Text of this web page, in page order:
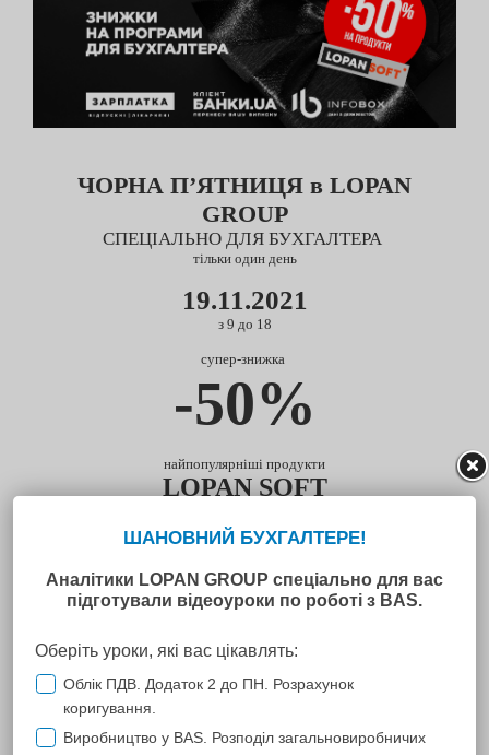
ЧОРНА П’ЯТНИЦЯ в LOPAN
GROUP
СПЕЦІАЛЬНО ДЛЯ БУХГАЛТЕРА
тільки один день
19.11.2021
з 9 до 18
супер-знижка
-50%
найпопулярніші продукти
LOPAN SOFT
України в вашу BAS або 1С:Підприємство.
докладніше
ЗАРПЛАТКА- розрахунок відпускних, лікарняних і
відряджень для BAS.
докладніше